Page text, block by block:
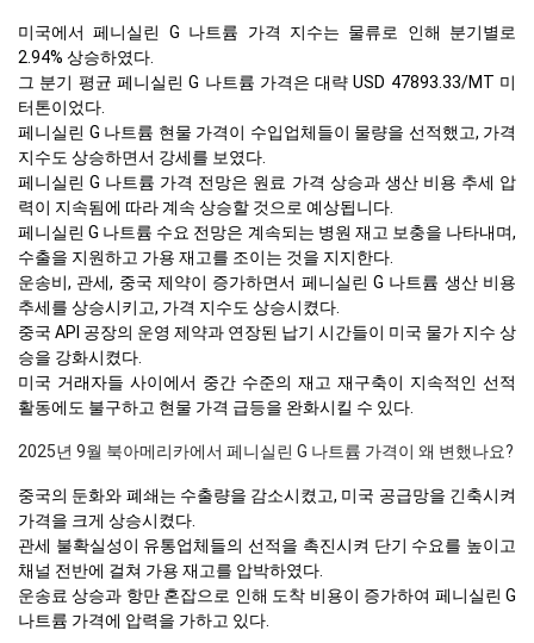
미국에서 페니실린 G 나트륨 가격 지수는 물류로 인해 분기별로
2.94% 상승하였다.
그 분기 평균 페니실린 G 나트륨 가격은 대략 USD 47893.33/MT 미
터톤이었다.
페니실린 G 나트륨 현물 가격이 수입업체들이 물량을 선적했고, 가격
지수도 상승하면서 강세를 보였다.
페니실린 G 나트륨 가격 전망은 원료 가격 상승과 생산 비용 추세 압
력이 지속됨에 따라 계속 상승할 것으로 예상됩니다.
페니실린 G 나트륨 수요 전망은 계속되는 병원 재고 보충을 나타내며,
수출을 지원하고 가용 재고를 조이는 것을 지지한다.
운송비, 관세, 중국 제약이 증가하면서 페니실린 G 나트륨 생산 비용
추세를 상승시키고, 가격 지수도 상승시켰다.
중국 API 공장의 운영 제약과 연장된 납기 시간들이 미국 물가 지수 상
승을 강화시켰다.
미국 거래자들 사이에서 중간 수준의 재고 재구축이 지속적인 선적
활동에도 불구하고 현물 가격 급등을 완화시킬 수 있다.
2025년 9월 북아메리카에서 페니실린 G 나트륨 가격이 왜 변했나요?
중국의 둔화와 폐쇄는 수출량을 감소시켰고, 미국 공급망을 긴축시켜
가격을 크게 상승시켰다.
관세 불확실성이 유통업체들의 선적을 촉진시켜 단기 수요를 높이고
채널 전반에 걸쳐 가용 재고를 압박하였다.
운송료 상승과 항만 혼잡으로 인해 도착 비용이 증가하여 페니실린 G
나트륨 가격에 압력을 가하고 있다.